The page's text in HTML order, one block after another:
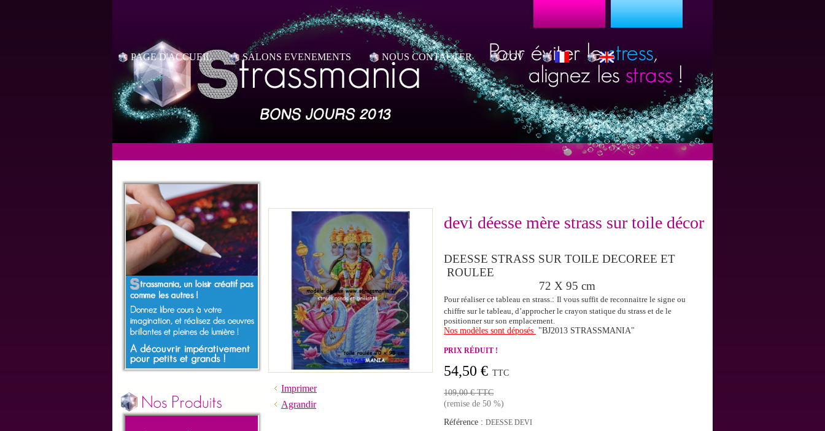
PAGE D'ACCUEIL SALONS EVENEMENTS NOUS CONTACTER CGV
Imprimer
Agrandir
devi déesse mère strass sur toile décorée 89 x 72 cm
DEESSE STRASS SUR TOILE DECOREE ET
ROULEE
72 X 95 cm
Pour réaliser ce tableau en strass.: Il vous suffit de reconnaitre le signe ou
chiffre sur le tableau, d’approcher le crayon statique du strass et de le
positionner sur son emplacement.
Nos modèles sont déposés "BJ2013 STRASSMANIA"
PRIX RÉDUIT !
54,50 € TTC
109,00 €TTC
(remise de 50 %)
Référence : DEESSE DEVI